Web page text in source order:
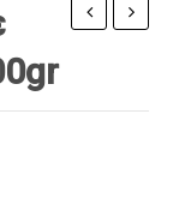
βιολογικά
σκόνη